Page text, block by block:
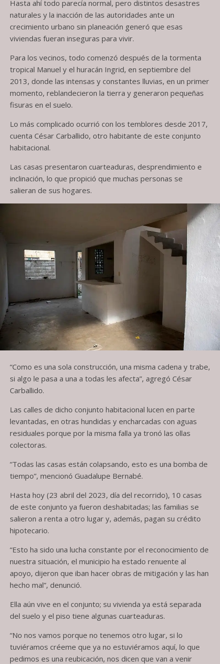
Hasta ahí todo parecía normal, pero distintos desastres
naturales y la inacción de las autoridades ante un
crecimiento urbano sin planeación generó que esas
viviendas fueran inseguras para vivir.
Para los vecinos, todo comenzó después de la tormenta
tropical Manuel y el huracán Ingrid, en septiembre del
2013, donde las intensas y constantes lluvias, en un primer
momento, reblandecieron la tierra y generaron pequeñas
fisuras en el suelo.
Lo más complicado ocurrió con los temblores desde 2017,
cuenta César Carballido, otro habitante de este conjunto
habitacional.
Las casas presentaron cuarteaduras, desprendimiento e
inclinación, lo que propició que muchas personas se
salieran de sus hogares.
“Como es una sola construcción, una misma cadena y trabe,
si algo le pasa a una a todas les afecta”, agregó César
Carballido.
Las calles de dicho conjunto habitacional lucen en parte
levantadas, en otras hundidas y encharcadas con aguas
residuales porque por la misma falla ya tronó las ollas
colectoras.
“Todas las casas están colapsando, esto es una bomba de
tiempo”, mencionó Guadalupe Bernabé.
Hasta hoy (23 abril del 2023, día del recorrido), 10 casas
de este conjunto ya fueron deshabitadas; las familias se
salieron a renta a otro lugar y, además, pagan su crédito
hipotecario.
“Esto ha sido una lucha constante por el reconocimiento de
nuestra situación, el municipio ha estado renuente al
apoyo, dijeron que iban hacer obras de mitigación y las han
hecho mal”, denunció.
Ella aún vive en el conjunto; su vivienda ya está separada
del suelo y el piso tiene algunas cuarteaduras.
“No nos vamos porque no tenemos otro lugar, si lo
tuviéramos créeme que ya no estuviéramos aquí, lo que
pedimos es una reubicación, nos dicen que van a venir